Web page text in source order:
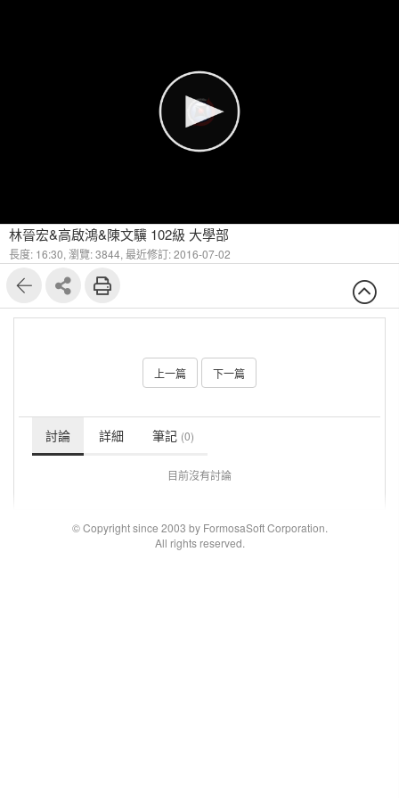
林晉宏&高啟鴻&陳文驥 102級 大學部
長度: 16:30, 瀏覽: 3844, 最近修訂: 2016-07-02
上一篇 下一篇
討論 詳細 筆記 (0)
目前沒有討論
© Copyright since 2003 by FormosaSoft Corporation.
All rights reserved.